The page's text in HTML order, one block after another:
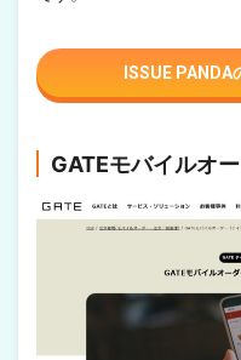
ISSUE
GATEモバイルオ